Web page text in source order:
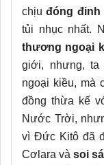
chịuđóng đinh
tủi nhục nhất.
thương ngoại
giới, nhưng,
ngoại kiều, mà
đồng thừa kế
Nước Trời,
vì Đức Kitô đã
Cơlara vàsoi